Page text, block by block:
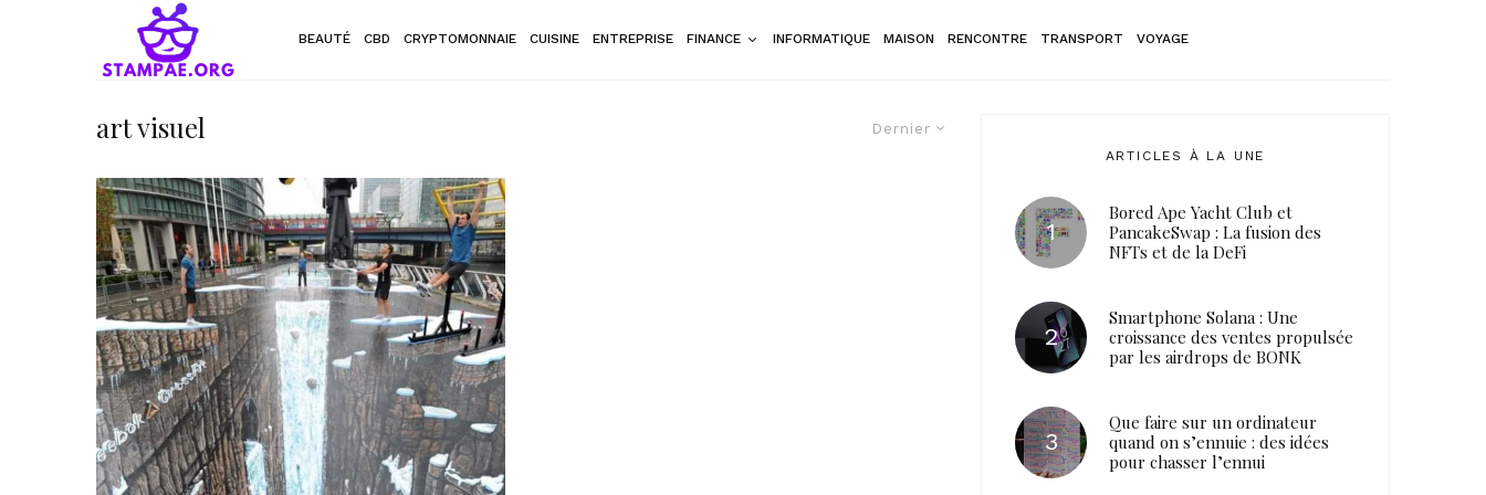
BEAUTÉ CBD CRYPTOMONNAIE CUISINE ENTREPRISE FINANCE INFORMATIQUE MAISON RENCONTRE TRANSPORT VOYAGE
Dernier
art visuel
ARTICLES À LA UNE
Bored Ape Yacht Club et
PancakeSwap : La fusion des
NFTs et de la DeFi
Smartphone Solana : Une
croissance des ventes propulsée
par les airdrops de BONK
Que faire sur un ordinateur
quand on s’ennuie : des idées
pour chasser l’ennui